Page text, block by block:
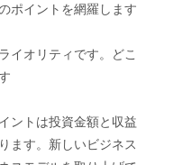
ポイントを網羅します
イオリティです。どこ
ントは投資金額と収益
ます。新しいビジネス